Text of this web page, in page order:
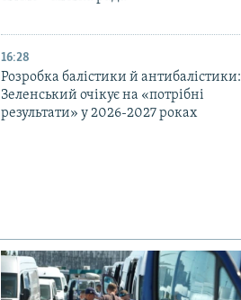
16:28
Розробка балістики й антибалістики:
Зеленський очікує на «потрібні
результати» у 2026-2027 роках